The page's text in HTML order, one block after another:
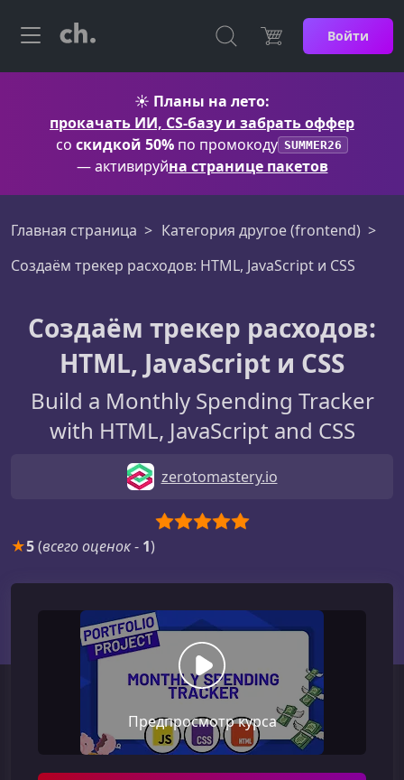
Войти
☀️ Планы на лето:
прокачать ИИ, CS-базу и забрать оффер
со скидкой 50% по промокоду SUMMER26
— активируйна странице пакетов
Главная страница
Категория другое (frontend)
Создаём трекер расходов: HTML, JavaScript и CSS
Создаём трекер расходов:
HTML, JavaScript и CSS
Build a Monthly Spending Tracker
with HTML, JavaScript and CSS
zerotomastery.io
★5(всего оценок- 1)
Предпросмотр курса